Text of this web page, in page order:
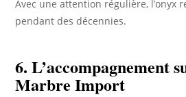
Avec une attention régulière, l’onyx
pendant des décennies.
6. L’accompagnement
Marbre Import